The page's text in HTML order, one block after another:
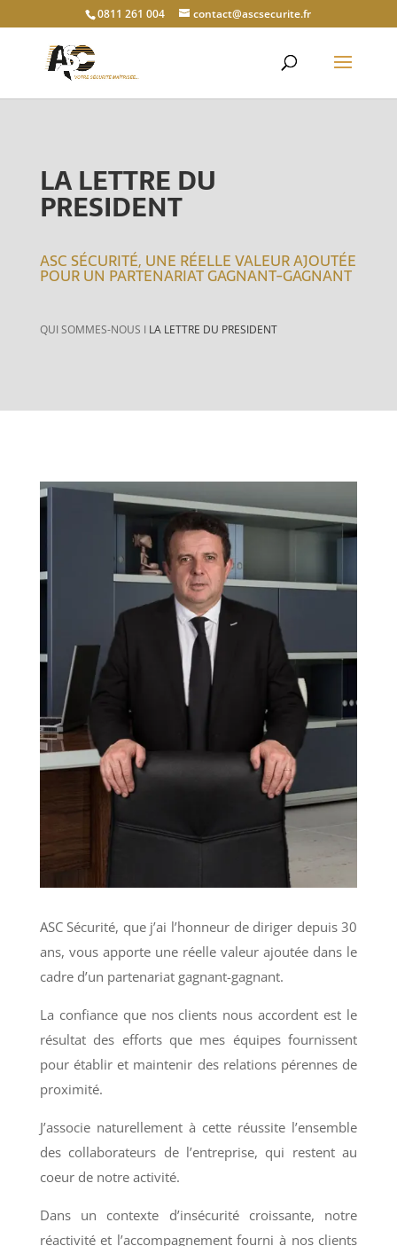
0811 261 004 contact@ascsecurite.fr
LA LETTRE DU
PRESIDENT
ASC SÉCURITÉ, UNE RÉELLE VALEUR AJOUTÉE
POUR UN PARTENARIAT GAGNANT-GAGNANT
QUI SOMMES-NOUS I LA LETTRE DU PRESIDENT
ASC Sécurité, que j’ai l’honneur de diriger depuis 30
ans, vous apporte une réelle valeur ajoutée dans le
cadre d’un partenariat gagnant-gagnant.
La confiance que nos clients nous accordent est le
résultat des efforts que mes équipes fournissent
pour établir et maintenir des relations pérennes de
proximité.
J’associe naturellement à cette réussite l’ensemble
des collaborateurs de l’entreprise, qui restent au
coeur de notre activité.
Dans un contexte d’insécurité croissante, notre
réactivité et l’accompagnement fourni à nos clients